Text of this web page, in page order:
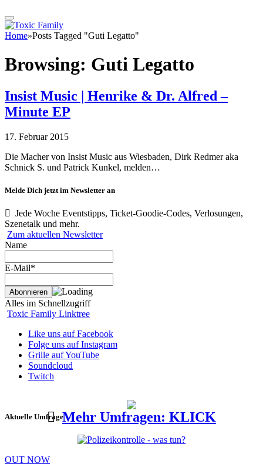
Home»Posts Tagged "Guti Legatto"
Browsing: Guti Legatto
Insist Music | Henrike & Dr. Alfred –
Minute EP
17. Februar 2015
Die Macher von Insist Music aus Wiesbaden, Dirk Redmer aka
Schnick S. und Patrick Kunkel, melden…
Melde Dich jetzt im Newsletter an
Jede Woche Eventstipps, Ticket-Goodie-Codes, Verlosungen,
Szenetalk und mehr.
Zum aktuellen Newsletter
Name
E-Mail*
Alles im Schnellzugriff
Toxic Family Linktree
Like uns auf Facebook
Folge uns auf Instagram
Grille auf YouTube
Soundcloud
Twitch
Aktuelle UmfrageMehr Umfragen: KLICK
OUT NOW